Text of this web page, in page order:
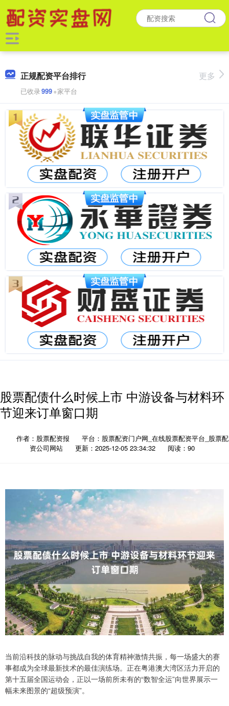
正规配资平台排行
已收录999+家平台
更多
股票配债什么时候上市 中游设备与材料环
节迎来订单窗口期
作者：股票配资报
平台：股票配资门户网_在线股票配资平台_股票配
资公司网站
更新：2025-12-05 23:34:32 阅读：90
当前沿科技的脉动与挑战自我的体育精神激情共振，每一场盛大的赛
事都成为全球最新技术的最佳演练场。正在粤港澳大湾区活力开启的
第十五届全国运动会，正以一场前所未有的“数智全运”向世界展示一
幅未来图景的“超级预演”。